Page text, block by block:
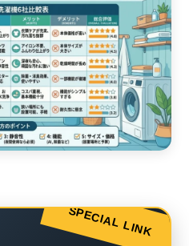
SPECIAL LINK